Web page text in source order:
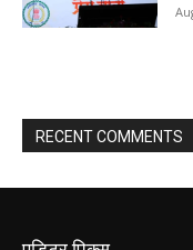
RECENT COMMENTS